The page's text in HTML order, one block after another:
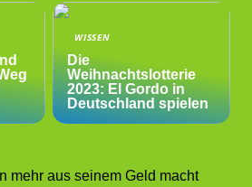
WISSEN
Die
Weihnachtslotterie
2023: El Gordo in
Deutschland spielen
mehr aus seinem Geld macht